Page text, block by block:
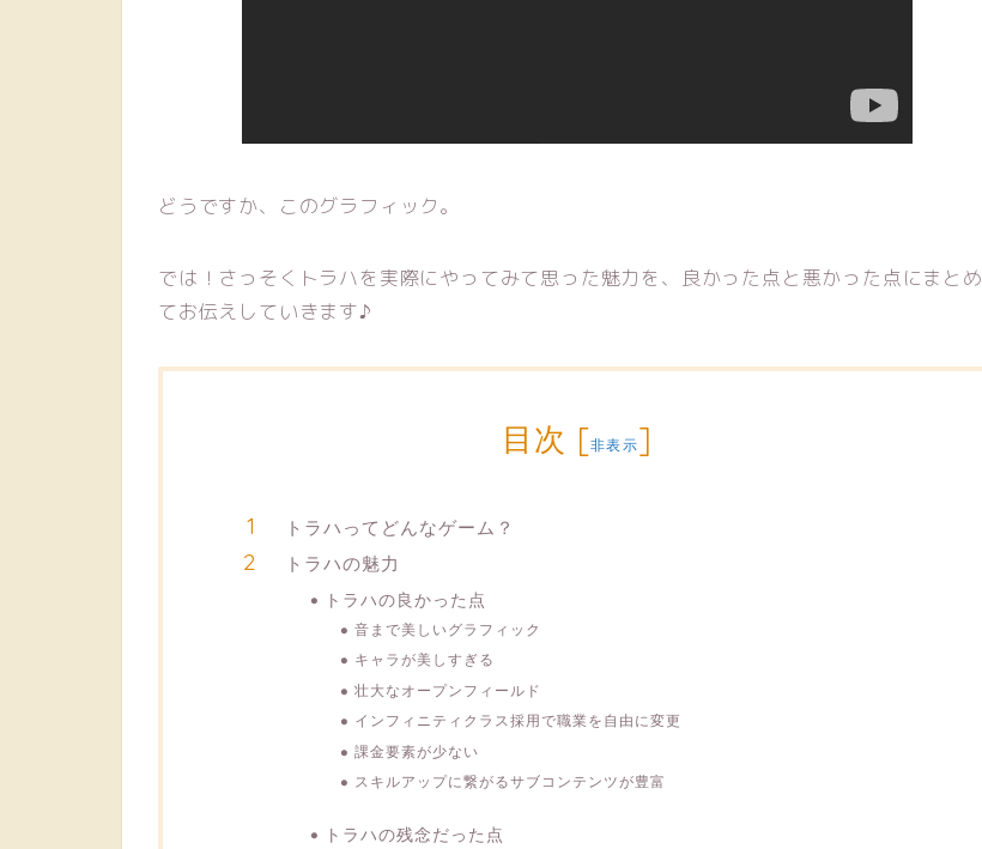
どうですか、このグラフィック。
では！さっそくトラハを実際にやってみて思った魅力を、良かった点と悪かった点にまとめ
てお伝えしていきます♪
目次 [非表示]
トラハってどんなゲーム？
トラハの魅力
トラハの良かった点
音まで美しいグラフィック
キャラが美しすぎる
壮大なオープンフィールド
インフィニティクラス採用で職業を自由に変更
課金要素が少ない
スキルアップに繋がるサブコンテンツが豊富
トラハの残念だった点